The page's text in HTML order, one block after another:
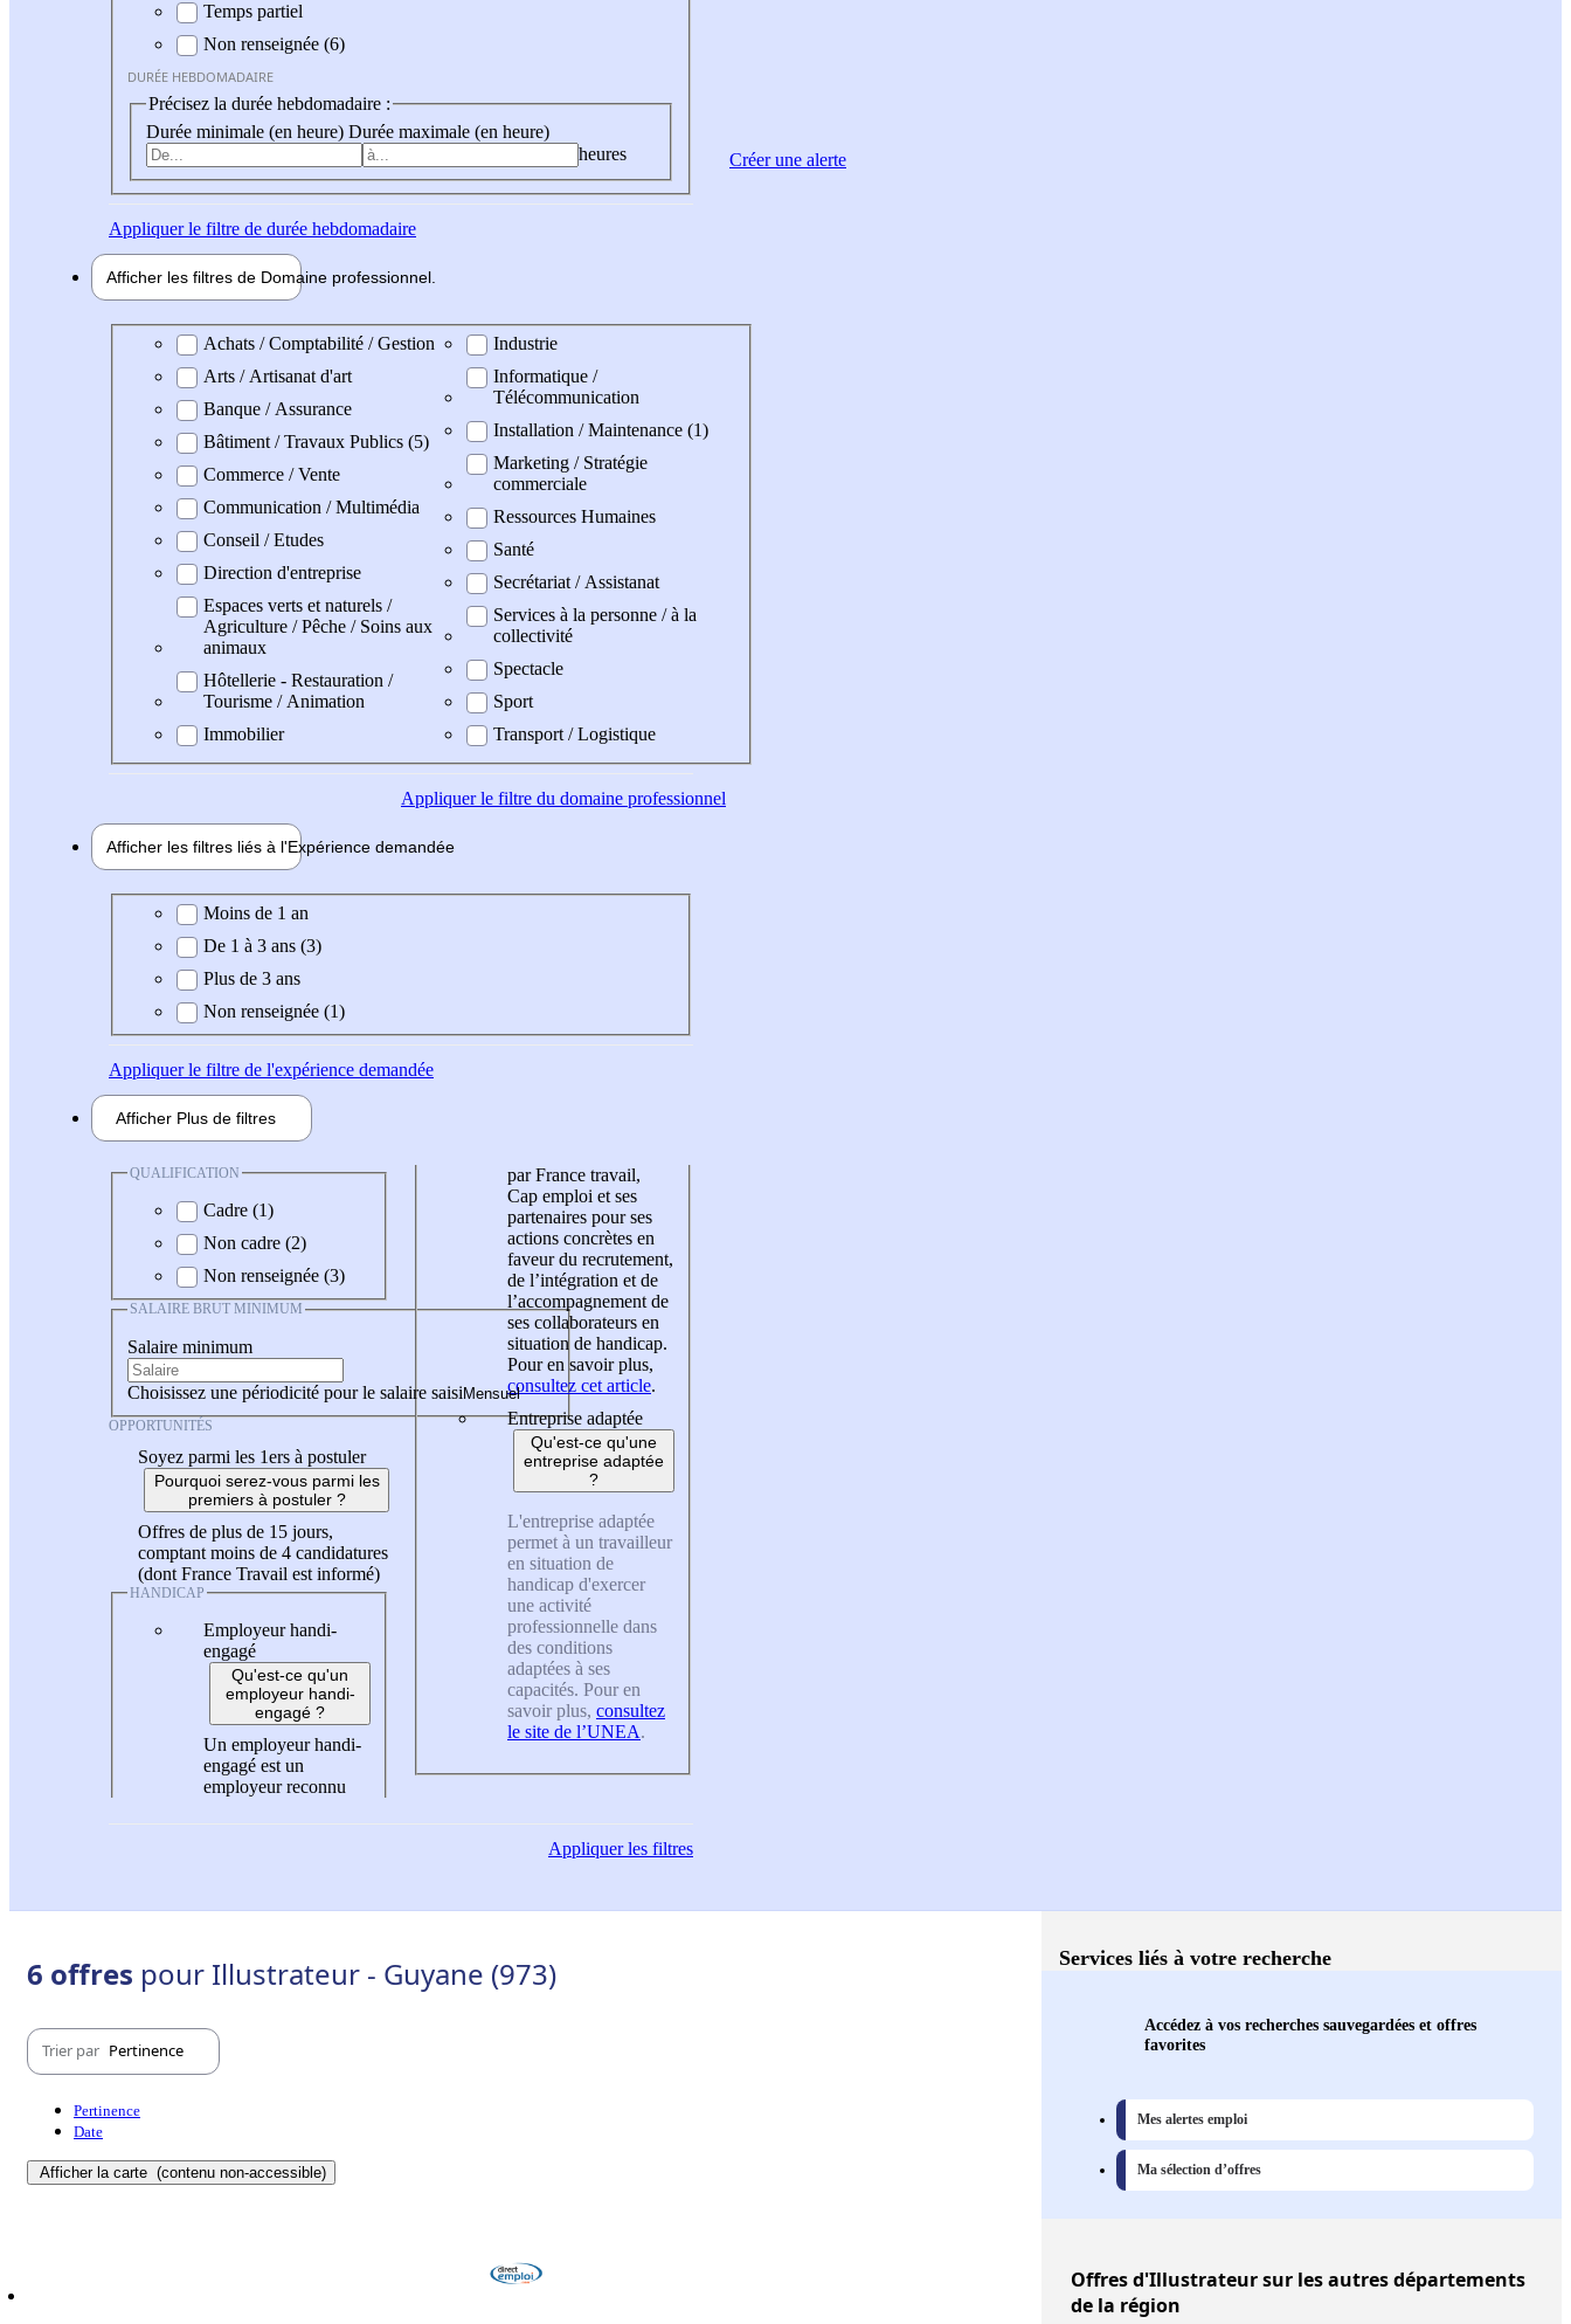
Temps partiel
Non renseignée (6)
DURÉE HEBDOMADAIRE
Précisez la durée hebdomadaire :
Durée minimale (en heure) Durée maximale (en heure)
heures
Appliquerle filtre de durée hebdomadaire
Afficher les filtres de Domaine professionnel
Domaine professionel
Achats / Comptabilité / Gestion
Arts / Artisanat d'art
Banque / Assurance
Bâtiment / Travaux Publics (5)
Commerce / Vente
Communication / Multimédia
Conseil / Etudes
Direction d'entreprise
Espaces verts et naturels /
Agriculture / Pêche / Soins aux
animaux
Hôtellerie - Restauration /
Tourisme / Animation
Immobilier
Industrie
Informatique /
Télécommunication
Installation / Maintenance (1)
Marketing / Stratégie
commerciale
Ressources Humaines
Santé
Secrétariat / Assistanat
Services à la personne / à la
collectivité
Spectacle
Sport
Transport / Logistique
Appliquerle filtre du domaine professionnel
Afficher les filtres liés à l'Expérience demandée
Expérience demandée
Moins de 1 an
De 1 à 3 ans (3)
Plus de 3 ans
Non renseignée (1)
Appliquerle filtre de l'expérience demandée
Afficher Plus de filtres
QUALIFICATION
Cadre (1)
Non cadre (2)
Non renseignée (3)
SALAIRE BRUT MINIMUM
Salaire minimum
Choisissez une périodicité pour le salaire saisi
OPPORTUNITÉS
Soyez parmi les 1ers à postuler
Pourquoi serez-vous parmi les
premiers à postuler ?
Offres de plus de 15 jours,
comptant moins de 4 candidatures
(dont France Travail est informé)
HANDICAP
Employeur handi-
engagé
Qu'est-ce qu'un
employeur handi-
engagé ?
Un employeur handi-
engagé est un
employeur reconnu
par France travail,
Cap emploi et ses
partenaires pour ses
actions concrètes en
faveur du recrutement,
de l’intégration et de
l’accompagnement de
ses collaborateurs en
situation de handicap.
Pour en savoir plus,
consultez cet article.
Entreprise adaptée
Qu'est-ce qu'une
entreprise adaptée
?
L'entreprise adaptée
permet à un travailleur
en situation de
handicap d'exercer
une activité
professionnelle dans
des conditions
adaptées à ses
capacités. Pour en
savoir plus, consultez
le site de l’UNEA.
Appliquerles filtres
Créer une alerte
6 offres pour Illustrateur - Guyane (973)
Trier par Pertinence
Pertinence
Date
Afficher la carte (contenu non-accessible)
Services liés à votre recherche
Accédez à vos recherches sauvegardées et offres
favorites
Mes alertes emploi
Ma sélection d’offres
Offresd'Illustrateur sur les autres départements
de la région